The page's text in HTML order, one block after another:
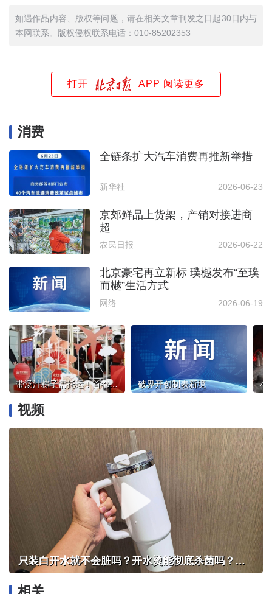
如遇作品内容、版权等问题，请在相关文章刊发之日起30日内与
本网联系。版权侵权联系电话：010-85202353
打开 APP 阅读更多
消费
全链条扩大汽车消费再推新举措
新华社 2026-06-23
京郊鲜品上货架，产销对接进商
超
农民日报 2026-06-22
北京豪宅再立新标 璞樾发布“至璞
而樾”生活方式
网络 2026-06-19
带汤汁粽子需托运！首都机场“端午”小长假预计运送旅客52.4万人次 破界开创制表新境
视频
只装白开水就不会脏吗？开水烫能彻底杀菌吗？感控专家详解“吸管杯”藏菌真相｜都视频·热观察